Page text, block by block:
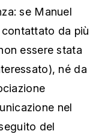
se Manuel
da più
essere stata
né da
nel
del